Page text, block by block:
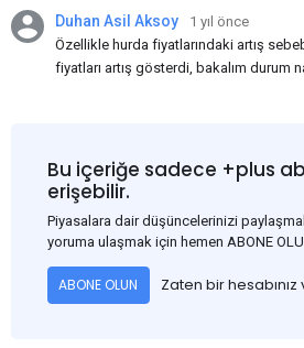
Duhan Asil Aksoy
1 yıl önce
Özellikle hurda fiyatlarındaki artış
fiyatları artış gösterdi, bakalım durum
Bu içeriğe sadece +plus
erişebilir.
Piyasalara dair düşüncelerinizi
yoruma ulaşmak için hemen ABONE
ABONE OLUN Zaten bir hesabınız